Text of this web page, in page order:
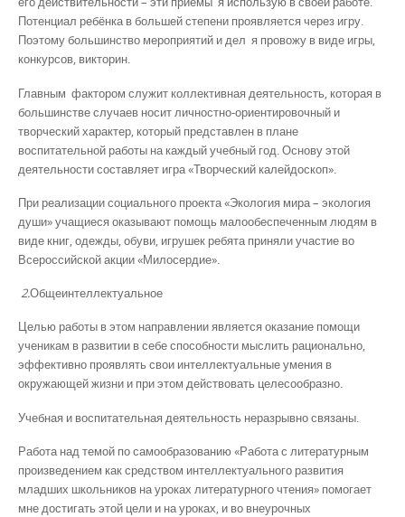
Потенциал ребёнка в большей степени проявляется через игру.
Поэтому большинство мероприятий и дел я провожу в виде игры,
конкурсов, викторин.
Главным фактором служит коллективная деятельность, которая в
большинстве случаев носит личностно-ориентировочный и
творческий характер, который представлен в плане
воспитательной работы на каждый учебный год. Основу этой
деятельности составляет игра «Творческий калейдоскоп».
При реализации социального проекта «Экология мира – экология
души» учащиеся оказывают помощь малообеспеченным людям в
виде книг, одежды, обуви, игрушек ребята приняли участие во
Всероссийской акции «Милосердие».
2.Общеинтеллектуальное
Целью работы в этом направлении является оказание помощи
ученикам в развитии в себе способности мыслить рационально,
эффективно проявлять свои интеллектуальные умения в
окружающей жизни и при этом действовать целесообразно.
Учебная и воспитательная деятельность неразрывно связаны.
Работа над темой по самообразованию «Работа с литературным
произведением как средством интеллектуального развития
младших школьников на уроках литературного чтения» помогает
мне достигать этой цели и на уроках, и во внеурочных